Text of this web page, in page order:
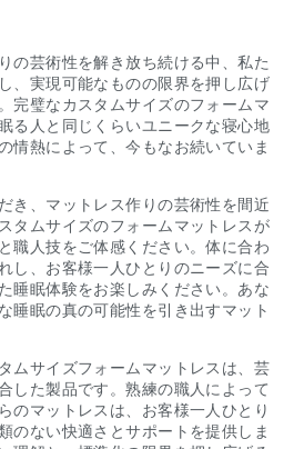
の芸術性を解き放ち続ける中、私た
、実現可能なものの限界を押し広げ
完璧なカスタムサイズのフォームマ
る人と同じくらいユニークな寝心地
情熱によって、今もなお続いていま
き、マットレス作りの芸術性を間近
タムサイズのフォームマットレスが
職人技をご体感ください。体に合わ
し、お客様一人ひとりのニーズに合
睡眠体験をお楽しみください。あな
睡眠の真の可能性を引き出すマット
ムサイズフォームマットレスは、芸
した製品です。熟練の職人によって
のマットレスは、お客様一人ひとり
のない快適さとサポートを提供しま